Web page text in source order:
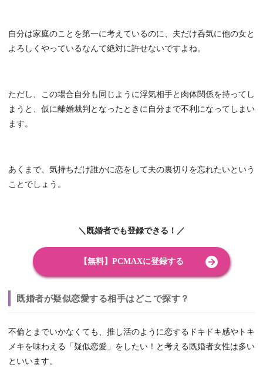
自分は家庭のことを第一に考えているのに、夫だけ呑気に他の女と
よろしくやっているなんて絶対に許せないですよね。
ただし、この場合自分も同じように浮気相手と肉体関係を持ってし
まうと、仮に離婚裁判となったときに自分まで不利になってしまい
ます。
あくまで、気持ちだけ誰かに恋をして夫の裏切りを忘れたいという
ことでしょう。
＼既婚者でも登録できる！／
【無料】PCMAXに登録する
既婚者が疑似恋愛する相手はどこで探す？
不倫とまでいかなくても、推し活のように恋するドキドキ感やトキ
メキを味わえる「疑似恋愛」をしたい！と考える既婚者女性は多い
といいます。